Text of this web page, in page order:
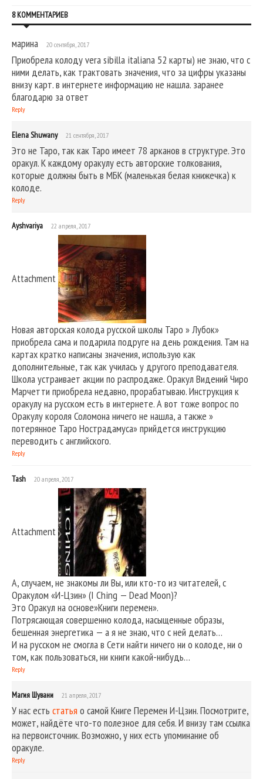
8 КОММЕНТАРИЕВ
марина 20 сентября, 2017
Приобрела колоду vera sibilla italiana 52 карты) не знаю, что с
ними делать, как трактовать значения, что за цифры указаны
внизу карт. в интернете информацию не нашла. заранее
благодарю за ответ
Reply
Elena Shuwany 21 сентября, 2017
Это не Таро, так как Таро имеет 78 арканов в структуре. Это
оракул. К каждому оракулу есть авторские толкования,
которые должны быть в МБК (маленькая белая книжечка) к
колоде.
Reply
Ayshvariya 22 апреля, 2017
Attachment
Новая авторская колода русской школы Таро » Лубок»
приобрела сама и подарила подруге на день рождения. Там на
картах кратко написаны значения, использую как
дополнительные, так как училась у другого преподавателя.
Школа устраивает акции по распродаже. Оракул Видений Чиро
Марчетти приобрела недавно, прорабатываю. Инструкция к
оракулу на русском есть в интернете. А вот тоже вопрос по
Оракулу короля Соломона ничего не нашла, а также »
потерянное Таро Нострадамуса» прийдется инструкцию
переводить с английского.
Reply
Tash 20 апреля, 2017
Attachment
А, случаем, не знакомы ли Вы, или кто-то из читателей, с
Оракулом «И-Цзин» (I Ching — Dead Moon)?
Это Оракул на основе»Книги перемен».
Потрясающая совершенно колода, насыщенные образы,
бешенная энергетика — а я не знаю, что с ней делать…
И на русском не смогла в Сети найти ничего ни о колоде, ни о
том, как пользоваться, ни книги какой-нибудь…
Reply
Магия Шувани 21 апреля, 2017
У нас есть статья о самой Книге Перемен И-Цзин. Посмотрите,
может, найдёте что-то полезное для себя. И внизу там ссылка
на первоисточник. Возможно, у них есть упоминание об
оракуле.
Reply